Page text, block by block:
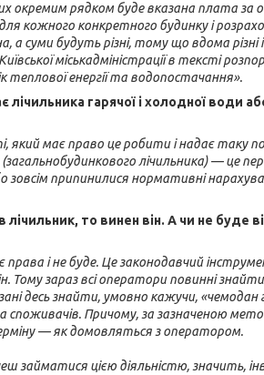
окремим рядком буде вказана плата за
кожного конкретного будинку і
суми будуть різні, тому що вдома різні
міськадміністрації в тексті
теплової енергії та водопостачання».
гарячої і холодної води
має право це робити і надає таку
лічильника) — це
припинилися нормативні
то винен він. А чи не буде
права і не буде. Це законодавчий
Тому зараз всі оператори повинні
десь знайти, умовно кажучи,
споживачів. Причому, за зазначеною
— як домовляться з оператором.
цією діяльністю, значить,